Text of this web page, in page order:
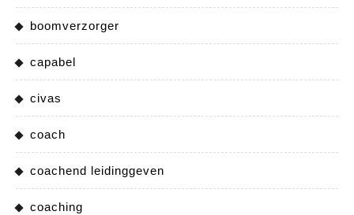
boomverzorger
capabel
civas
coach
coachend leidinggeven
coaching